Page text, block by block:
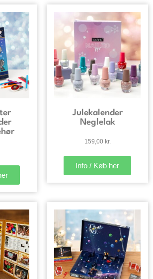
Julekalender
Neglelak
159,00 kr.
Info / Køb her